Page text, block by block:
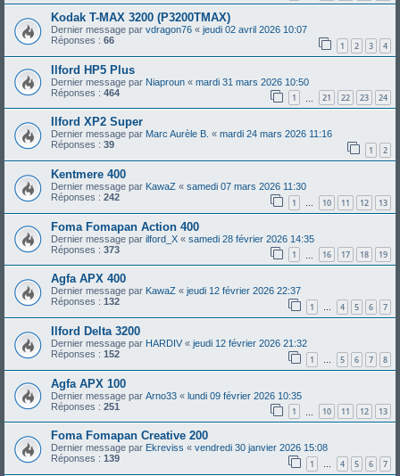
Kodak T-MAX 3200 (P3200TMAX)
Dernier message par vdragon76 « jeudi 02 avril 2026 10:07
Réponses : 66 1 2 3 4
Ilford HP5 Plus
Dernier message par Niaproun « mardi 31 mars 2026 10:50
Réponses : 464 1 21 22 23 24
Ilford XP2 Super
Dernier message par Marc Aurèle B. « mardi 24 mars 2026 11:16
Réponses : 39 1 2
Kentmere 400
Dernier message par KawaZ « samedi 07 mars 2026 11:30
Réponses : 242 1 … 10 11 12 13
Foma Fomapan Action 400
Dernier message par ilford_X « samedi 28 février 2026 14:35
Réponses : 373 1 16 17 18 19
Agfa APX 400
Dernier message par KawaZ « jeudi 12 février 2026 22:37
Réponses : 132 1 … 4 5 6 7
Ilford Delta 3200
Dernier message par HARDIV « jeudi 12 février 2026 21:32
Réponses : 152 1 5 6 7 8
Agfa APX 100
Dernier message par Arno33 « lundi 09 février 2026 10:35
Réponses : 251 1 10 11 12 13
Foma Fomapan Creative 200
Dernier message par Ekreviss « vendredi 30 janvier 2026 15:08
Réponses : 139 1 … 4 5 6 7